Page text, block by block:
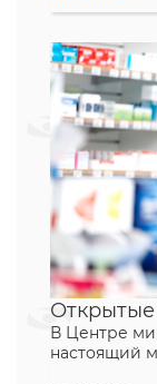
В Центре
настоящий